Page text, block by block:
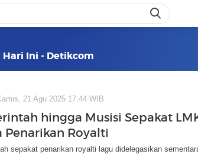
Hari Ini - Detikcom
21 Agu 2025 17:44 WIB
hingga Musisi Sepakat
Penarikan Royalti
sepakat penarikan royalti lagu didelegasikan